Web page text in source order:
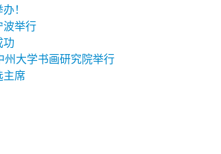
！
波举行
功
州大学书画研究院举行
主席